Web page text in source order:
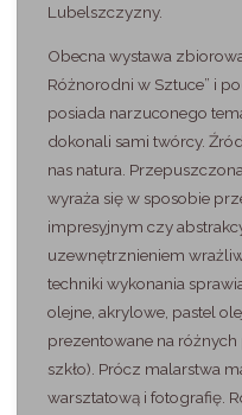
Lubelszczyzny.
Obecna wystawa
Różnorodni w Sztuce” i
posiada narzuconego
dokonali sami twórcy.
nas natura.
wyraża się w sposobie
impresyjnym czy
uzewnętrznieniem
techniki wykonania
olejne, akrylowe, pastel
prezentowane na różnych
szkło). Prócz malarstwa
warsztatową i fotografię.